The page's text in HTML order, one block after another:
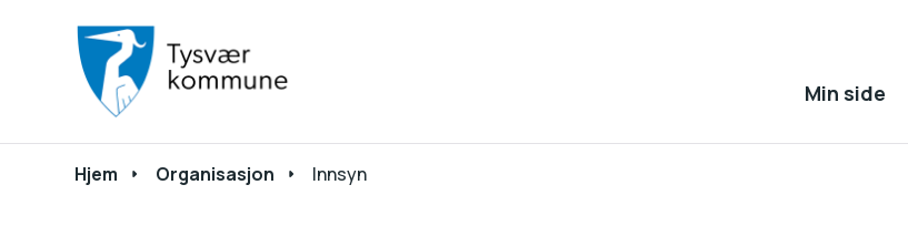
Min side
Du er her:
Hjem Organisasjon Innsyn